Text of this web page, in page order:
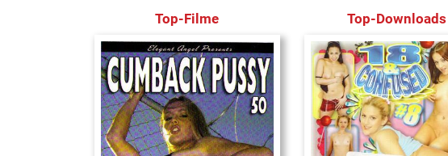
Top-Filme Top-Downloads